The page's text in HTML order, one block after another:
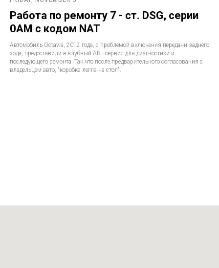
Работа по ремонту 7 - ст. DSG, серии
0AM с кодом NAT
Автомобиль Octavia, 2012 года, с проблемой включения передачи заднего
хода, предоставили в клубный АВ - сервис для диагностики и
последующего ремонта. Так что после предварительного согласования с
владельцем авто, "коробка легла на стол".